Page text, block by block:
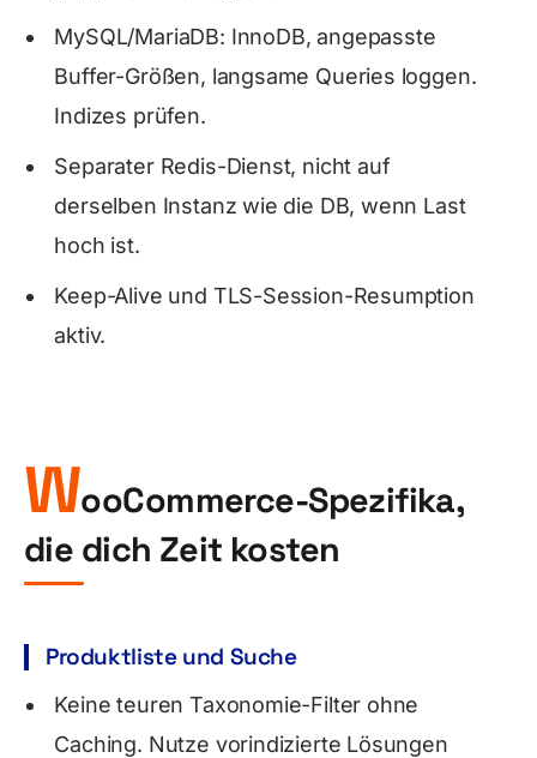
MySQL/MariaDB: InnoDB, angepasste
Buffer-Größen, langsame Queries loggen.
Indizes prüfen.
Separater Redis-Dienst, nicht auf
derselben Instanz wie die DB, wenn Last
hoch ist.
Keep-Alive und TLS-Session-Resumption
aktiv.
WooCommerce-Spezifika,
die dich Zeit kosten
Produktliste und Suche
Keine teuren Taxonomie-Filter ohne
Caching. Nutze vorindizierte Lösungen